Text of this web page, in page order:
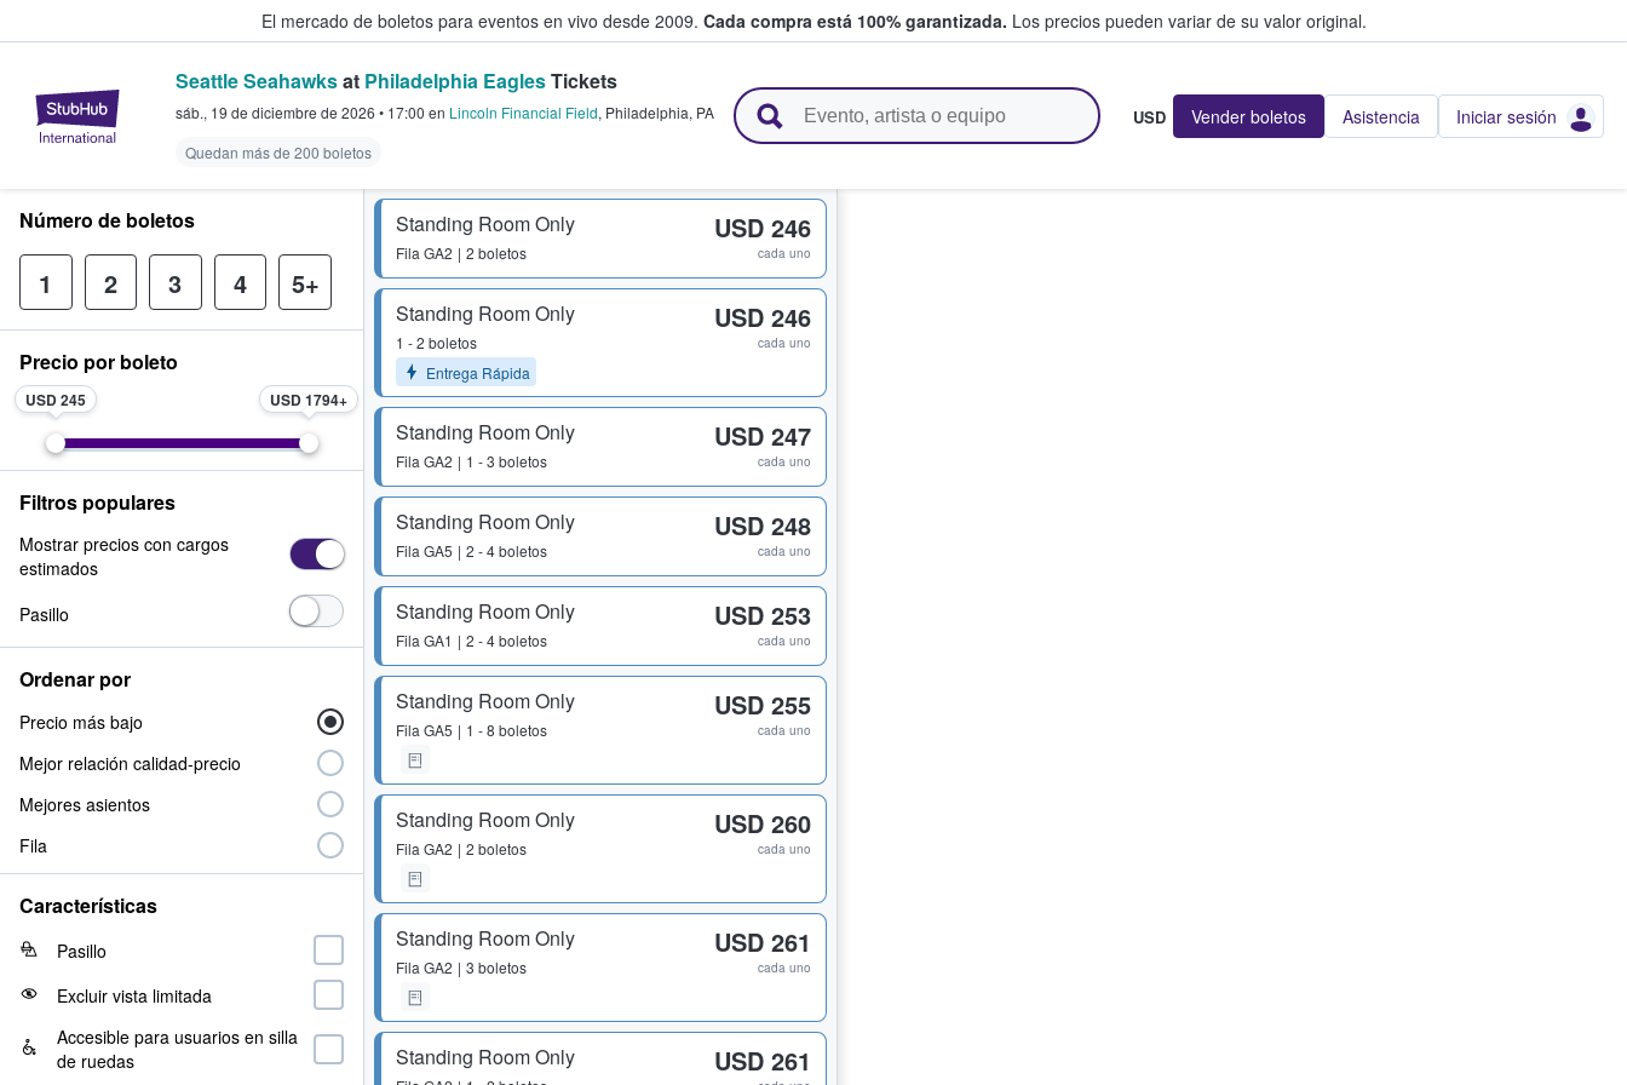
El mercado de boletos para eventos en vivo desde 2009. Cada compra está 100% garantizada. Los precios pueden variar de su valor original.
StubHub: donde los fans compran y venden boletos
Seattle Seahawksat Philadelphia EaglesTickets
sáb., 19 de diciembre de 2026 • 17:00 en Lincoln Financial Field, Philadelphia, PA
Quedan más de 200 boletos
USD Vender boletos Asistencia Iniciar sesión
Standing Room Only
Fila GA2 2 boletos
USD 246
cada uno
Standing Room Only
1 - 2 boletos
Entrega Rápida
USD 246
cada uno
Standing Room Only
Fila GA2 1 - 3 boletos
USD 247
cada uno
Standing Room Only
Fila GA5 2 - 4 boletos
USD 248
cada uno
Standing Room Only
Fila GA1 2 - 4 boletos
USD 253
cada uno
Standing Room Only
Fila GA5 1 - 8 boletos
USD 255
cada uno
Standing Room Only
Fila GA2 2 boletos
USD 260
cada uno
Standing Room Only
Fila GA2 3 boletos
USD 261
cada uno
Standing Room Only USD 261
Número de boletos
1 2 3 4 5+
Precio por boleto
USD 245 USD 1794
Filtros populares
Mostrar precios con cargos
estimados
Pasillo
Ordenar por
Precio más bajo
Mejor relación calidad-precio
Mejores asientos
Fila
Características
Pasillo
Excluir vista limitada
Accesible para usuarios en silla
de ruedas